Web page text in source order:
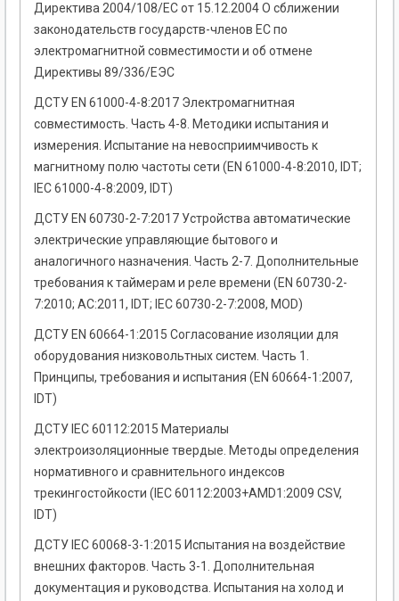
Директива 2004/108/ЕС от 15.12.2004 О сближении
законодательств государств-членов ЕС по
электромагнитной совместимости и об отмене
Директивы 89/336/ЕЭС
ДСТУ EN 61000-4-8:2017 Электромагнитная
совместимость. Часть 4-8. Методики испытания и
измерения. Испытание на невосприимчивость к
магнитному полю частоты сети (EN 61000-4-8:2010, IDT;
ІЕС 61000-4-8:2009, IDT)
ДСТУ EN 60730-2-7:2017 Устройства автоматические
электрические управляющие бытового и
аналогичного назначения. Часть 2-7. Дополнительные
требования к таймерам и реле времени (EN 60730-2-
7:2010; AC:2011, ІDT; ІЕС 60730-2-7:2008, MOD)
ДСТУ EN 60664-1:2015 Согласование изоляции для
оборудования низковольтных систем. Часть 1.
Принципы, требования и испытания (EN 60664-1:2007,
IDT)
ДСТУ IEC 60112:2015 Материалы
электроизоляционные твердые. Методы определения
нормативного и сравнительного индексов
трекингостойкости (IEC 60112:2003+AMD1:2009 CSV,
IDT)
ДСТУ IEC 60068-3-1:2015 Испытания на воздействие
внешних факторов. Часть 3-1. Дополнительная
документация и руководства. Испытания на холод и